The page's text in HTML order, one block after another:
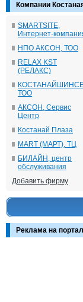
Компании
SMARTSITE,
Интернет-
НПО АКСОН, ТОО
RELAX KST
(РЕЛАКС)
ТОО
АКСОН, Сервис
Центр
Костанай Плаза
MART (МАРТ), ТЦ
БИЛАЙН, центр
обслуживания
Добавить фирму
Реклама на